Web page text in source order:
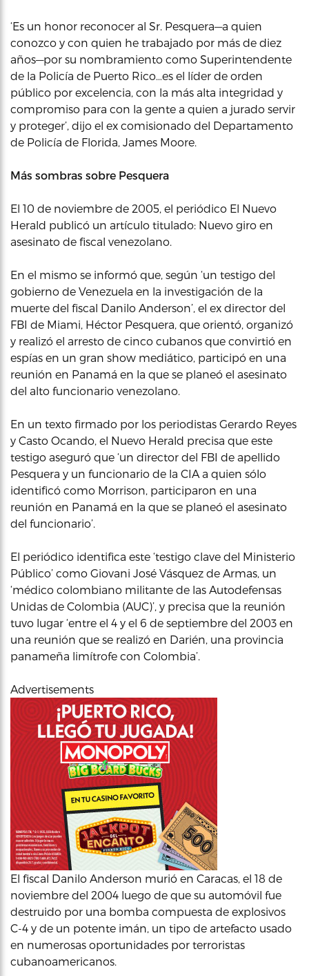
‘Es un honor reconocer al Sr. Pesquera—a quien
conozco y con quien he trabajado por más de diez
años—por su nombramiento como Superintendente
de la Policía de Puerto Rico…es el líder de orden
público por excelencia, con la más alta integridad y
compromiso para con la gente a quien a jurado servir
y proteger’, dijo el ex comisionado del Departamento
de Policía de Florida, James Moore.
Más sombras sobre Pesquera
El 10 de noviembre de 2005, el periódico El Nuevo
Herald publicó un artículo titulado: Nuevo giro en
asesinato de fiscal venezolano.
En el mismo se informó que, según ‘un testigo del
gobierno de Venezuela en la investigación de la
muerte del fiscal Danilo Anderson’, el ex director del
FBI de Miami, Héctor Pesquera, que orientó, organizó
y realizó el arresto de cinco cubanos que convirtió en
espías en un gran show mediático, participó en una
reunión en Panamá en la que se planeó el asesinato
del alto funcionario venezolano.
En un texto firmado por los periodistas Gerardo Reyes
y Casto Ocando, el Nuevo Herald precisa que este
testigo aseguró que ‘un director del FBI de apellido
Pesquera y un funcionario de la CIA a quien sólo
identificó como Morrison, participaron en una
reunión en Panamá en la que se planeó el asesinato
del funcionario’.
El periódico identifica este ‘testigo clave del Ministerio
Público’ como Giovani José Vásquez de Armas, un
‘médico colombiano militante de las Autodefensas
Unidas de Colombia (AUC)’, y precisa que la reunión
tuvo lugar ‘entre el 4 y el 6 de septiembre del 2003 en
una reunión que se realizó en Darién, una provincia
panameña limítrofe con Colombia’.
Advertisements
El fiscal Danilo Anderson murió en Caracas, el 18 de
noviembre del 2004 luego de que su automóvil fue
destruido por una bomba compuesta de explosivos
C-4 y de un potente imán, un tipo de artefacto usado
en numerosas oportunidades por terroristas
cubanoamericanos.